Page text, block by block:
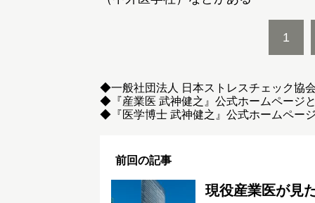
1
◆一般社団法人 日本ストレスチェック協
◆『産業医 武神健之』 公式ホームページ
◆『医学博士 武神健之』 公式ホームペー
前回の記事
現役産業医が見